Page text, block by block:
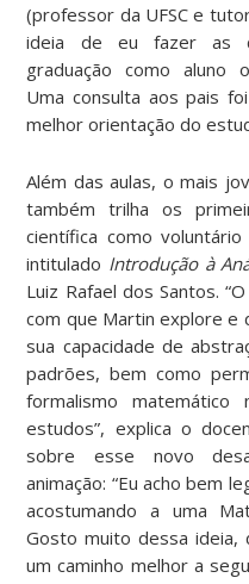
(professor da UFSC e
ideia de eu fazer as
graduação como aluno
Uma consulta aos pais
melhor orientação do
Além das aulas, o mais
também trilha os
científica como
intitulado Introdução à
Luiz Rafael dos Santos.
com que Martin explore e
sua capacidade de
padrões, bem como
formalismo matemático
estudos”, explica o
sobre esse novo
animação: “Eu acho bem
acostumando a uma
Gosto muito dessa
um caminho melhor a